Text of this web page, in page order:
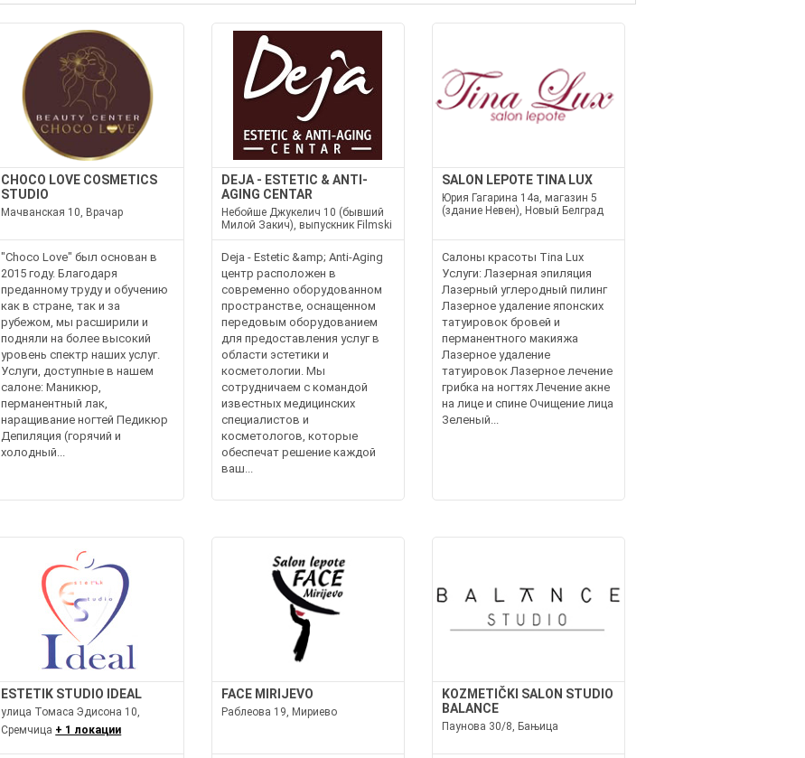
CHOCO LOVE COSMETICS
STUDIO
Мачванская 10, Врачар
"Choco Love" был основан в
2015 году. Благодаря
преданному труду и обучению
как в стране, так и за
рубежом, мы расширили и
подняли на более высокий
уровень спектр наших услуг.
Услуги, доступные в нашем
салоне: Маникюр,
перманентный лак,
наращивание ногтей Педикюр
Депиляция (горячий и
холодный...
DEJA - ESTETIC & ANTI-
AGING CENTAR
Небойше Джукелич 10 (бывший
Милой Закич), выпускник Filmski
Deja - Estetic &amp; Anti-Aging
центр расположен в
современно оборудованном
пространстве, оснащенном
передовым оборудованием
для предоставления услуг в
области эстетики и
косметологии. Мы
сотрудничаем с командой
известных медицинских
специалистов и
косметологов, которые
обеспечат решение каждой
ваш...
SALON LEPOTE TINA LUX
Юрия Гагарина 14а, магазин 5
(здание Невен), Новый Белград
Салоны красоты Tina Lux
Услуги: Лазерная эпиляция
Лазерный углеродный пилинг
Лазерное удаление японских
татуировок бровей и
перманентного макияжа
Лазерное удаление
татуировок Лазерное лечение
грибка на ногтях Лечение акне
на лице и спине Очищение лица
Зеленый...
ESTETIK STUDIO IDEAL
улица Томаса Эдисона 10,
Сремчица + 1 локации
FACE MIRIJEVO
Раблеова 19, Мириево
KOZMETIČKI SALON STUDIO
BALANCE
Паунова 30/8, Бањица